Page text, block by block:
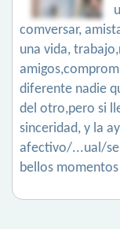
comversar,
una vida,
diferente nadie
del otro,pero si
sinceridad, y la
afectivo/...ual/
bellos momentos